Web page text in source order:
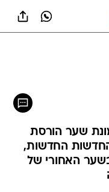
שער הורסת
החדשות,
האחורי של